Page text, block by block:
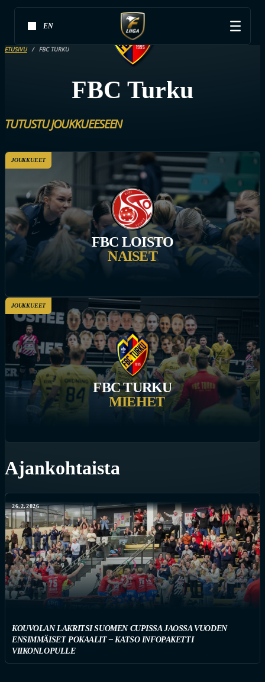
EN
ETUSIVU FBC TURKU
FBC Turku
TUTUSTU JOUKKUEESEEN
JOUKKUEET
FBC LOISTO
NAISET
JOUKKUEET
FBC TURKU
MIEHET
Ajankohtaista
26.2.2026
KOUVOLAN LAKRITSI SUOMEN CUPISSA JAOSSA VUODEN
ENSIMMÄISET POKAALIT – KATSO INFOPAKETTI
VIIKONLOPULLE